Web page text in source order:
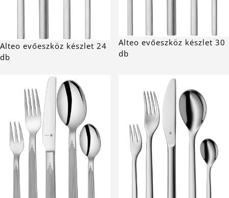
Alteo evőeszköz készlet 24
db
Alteo evőeszköz készlet 30
db